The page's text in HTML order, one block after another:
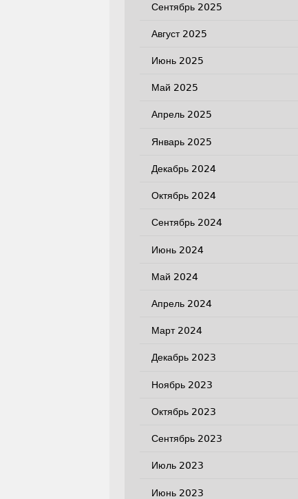
Сентябрь 2025
Август 2025
Июнь 2025
Май 2025
Апрель 2025
Январь 2025
Декабрь 2024
Октябрь 2024
Сентябрь 2024
Июнь 2024
Май 2024
Апрель 2024
Март 2024
Декабрь 2023
Ноябрь 2023
Октябрь 2023
Сентябрь 2023
Июль 2023
Июнь 2023